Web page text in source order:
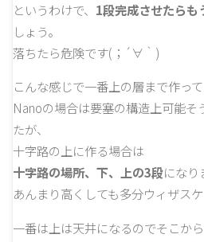
というわけで、 1段完成させたらも
しょう。
落ちたら危険です(；´∀｀)
こんな感じで一番上の層まで作って
Nanoの場合は要塞の構造上可能そ
たが、
十字路の上に作る場合は
十字路の場所、下、上の3段になり
あんまり高くしても多分ウィザス
一番は上は天井になるのでそこから